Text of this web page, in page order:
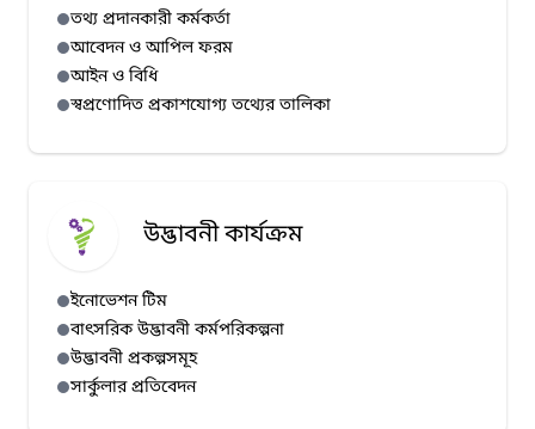
তথ্য প্রদানকারী কর্মকর্তা
আবেদন ও আপিল ফরম
আইন ও বিধি
স্বপ্রণোদিত প্রকাশযোগ্য তথ্যের তালিকা
উদ্ভাবনী কার্যক্রম
ইনোভেশন টিম
বাৎসরিক উদ্ভাবনী কর্মপরিকল্পনা
উদ্ভাবনী প্রকল্পসমূহ
সার্কুলার প্রতিবেদন